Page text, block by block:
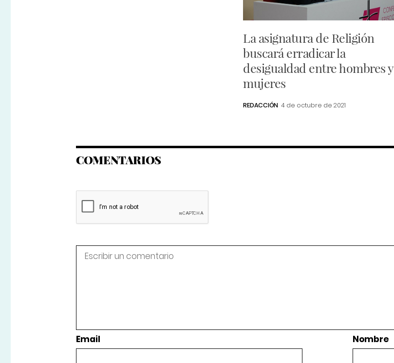
La asignatura de Religión
buscará erradicar la
desigualdad entre hombres y
mujeres
REDACCIÓN 4 de octubre de 2021
COMENTARIOS
Email Nombre